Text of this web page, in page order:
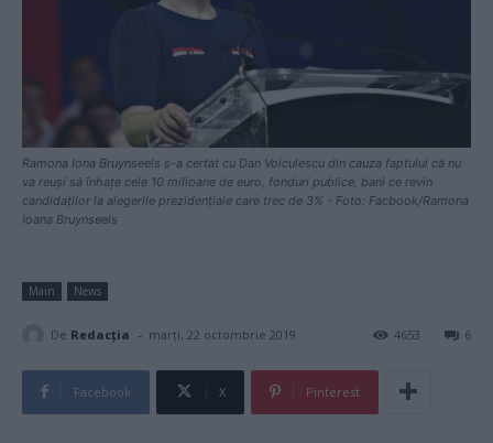
Ramona Iona Bruynseels s-a certat cu Dan Voiculescu din cauza faptului că nu
va reuși să înhațe cele 10 milioane de euro, fonduri publice, bani ce revin
candidaților la alegerile prezidențiale care trec de 3% - Foto: Facbook/Ramona
Ioana Bruynseels
Main News
De Redacţia - marți, 22 octombrie 2019 6
4653
Facebook X Pinterest